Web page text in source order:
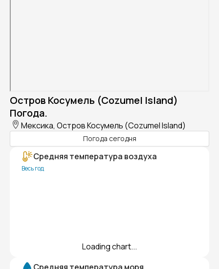
Остров Косумель (Cozumel Island)
Погода.
Мексика, Остров Косумель (Cozumel Island)
Погода сегодня
Средняя температура воздуха
Весь год
Loading chart...